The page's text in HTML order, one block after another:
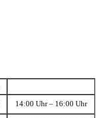
14:00 Uhr – 16:00 Uhr